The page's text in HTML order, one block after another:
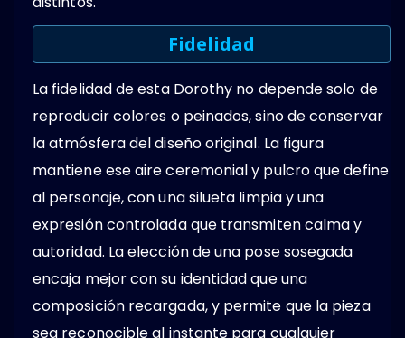
Fidelidad
La fidelidad de esta Dorothy no depende solo de
reproducir colores o peinados, sino de conservar
la atmósfera del diseño original. La figura
mantiene ese aire ceremonial y pulcro que define
al personaje, con una silueta limpia y una
expresión controlada que transmiten calma y
autoridad. La elección de una pose sosegada
encaja mejor con su identidad que una
composición recargada, y permite que la pieza
sea reconocible al instante para cualquier